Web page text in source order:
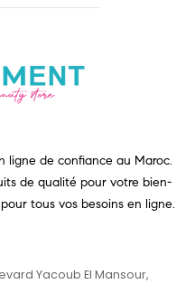
ligne de confiance au Maroc.
de qualité pour votre bien-
tous vos besoins en ligne.
Yacoub El Mansour,